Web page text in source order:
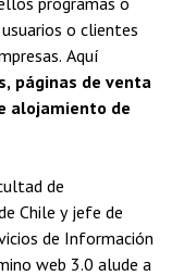
o clientes
Aquí
páginas de venta
alojamiento de
de
Chile y jefe de
de Información
web 3.0 alude a